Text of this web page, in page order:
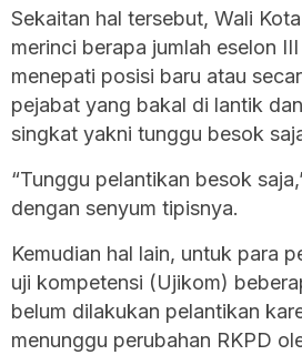
Sekaitan hal tersebut, Wali
merinci berapa jumlah eselon
menepati posisi baru atau
pejabat yang bakal di lantik
singkat yakni tunggu besok
“Tunggu pelantikan besok
dengan senyum tipisnya.
Kemudian hal lain, untuk para
uji kompetensi (Ujikom)
belum dilakukan pelantikan
menunggu perubahan RKPD